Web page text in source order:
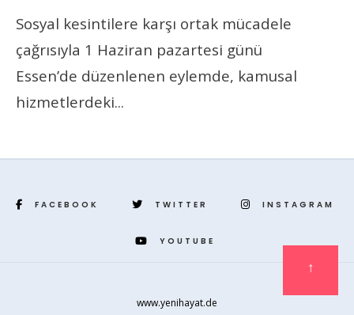
Sosyal kesintilere karşı ortak mücadele
çağrısıyla 1 Haziran pazartesi günü
Essen’de düzenlenen eylemde, kamusal
hizmetlerdeki...
FACEBOOK TWITTER INSTAGRAM
YOUTUBE
www.yenihayat.de
↑